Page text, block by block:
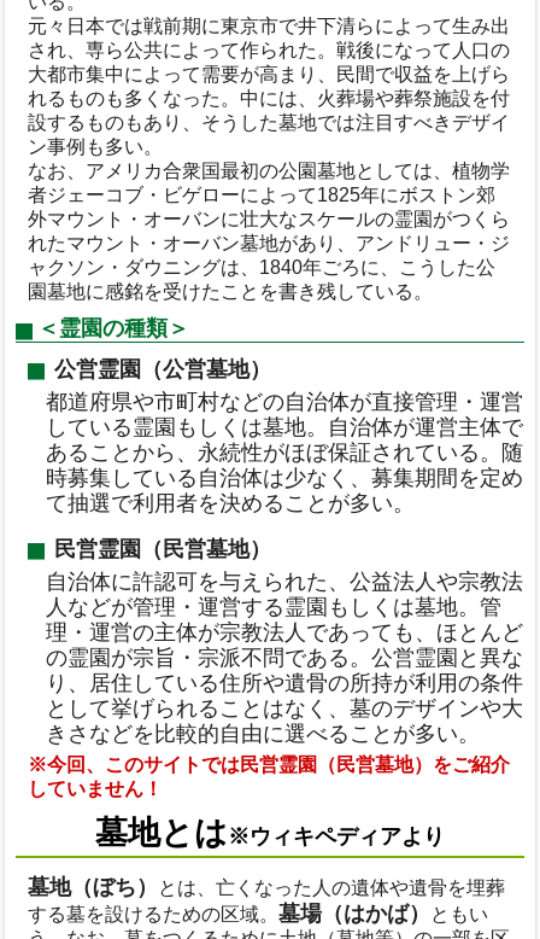
元々日本では戦前期に東京市で井下清らによって生み出
され、専ら公共によって作られた。戦後になって人口の
大都市集中によって需要が高まり、民間で収益を上げら
れるものも多くなった。中には、火葬場や葬祭施設を付
設するものもあり、そうした墓地では注目すべきデザイ
ン事例も多い。
なお、アメリカ合衆国最初の公園墓地としては、植物学
者ジェーコブ・ビゲローによって1825年にボストン郊
外マウント・オーバンに壮大なスケールの霊園がつくら
れたマウント・オーバン墓地があり、アンドリュー・ジ
ャクソン・ダウニングは、1840年ごろに、こうした公
園墓地に感銘を受けたことを書き残している。
＜霊園の種類＞
公営霊園（公営墓地）
都道府県や市町村などの自治体が直接管理・運営
している霊園もしくは墓地。自治体が運営主体で
あることから、永続性がほぼ保証されている。随
時募集している自治体は少なく、募集期間を定め
て抽選で利用者を決めることが多い。
民営霊園（民営墓地）
自治体に許認可を与えられた、公益法人や宗教法
人などが管理・運営する霊園もしくは墓地。管
理・運営の主体が宗教法人であっても、ほとんど
の霊園が宗旨・宗派不問である。公営霊園と異な
り、居住している住所や遺骨の所持が利用の条件
として挙げられることはなく、墓のデザインや大
きさなどを比較的自由に選べることが多い。
※今回、このサイトでは民営霊園（民営墓地）をご紹介
していません！
墓地とは※ウィキペディアより
墓地（ぼち）
とは、亡くなった人の遺体や遺骨を埋葬
する墓を設けるための区域。墓場（はかば）
ともい